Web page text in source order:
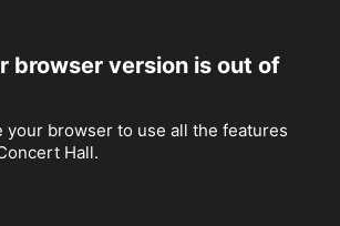
browser version is out of
your browser to use all the features
Hall.